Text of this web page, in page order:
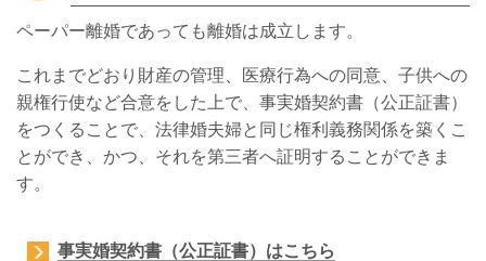
ペーパー離婚であっても離婚は成立します。
これまでどおり財産の管理、医療行為への同意、子供への
親権行使など合意をした上で、事実婚契約書（公正証書）
をつくることで、法律婚夫婦と同じ権利義務関係を築くこ
とができ、かつ、それを第三者へ証明することができま
す。
事実婚契約書（公正証書）はこちら